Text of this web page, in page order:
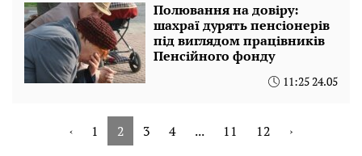
Полювання на довіру:
шахраї дурять пенсіонерів
під виглядом працівників
Пенсійного фонду
11:25 24.05
‹ 1 2 3 4 ... 11 12 ›